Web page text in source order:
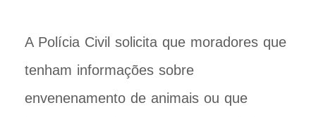
A Polícia Civil solicita que moradores que
tenham informações sobre
envenenamento de animais ou que